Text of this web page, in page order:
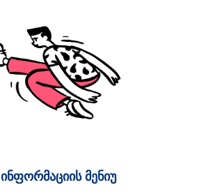
ინფორმაციის მენიუ